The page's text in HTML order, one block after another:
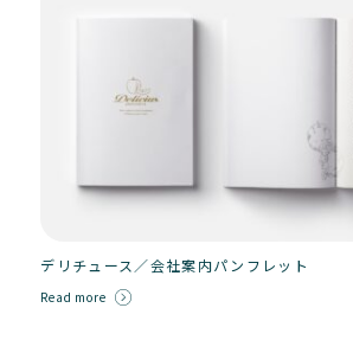
デリチュース／会社案内パンフレット
Read more